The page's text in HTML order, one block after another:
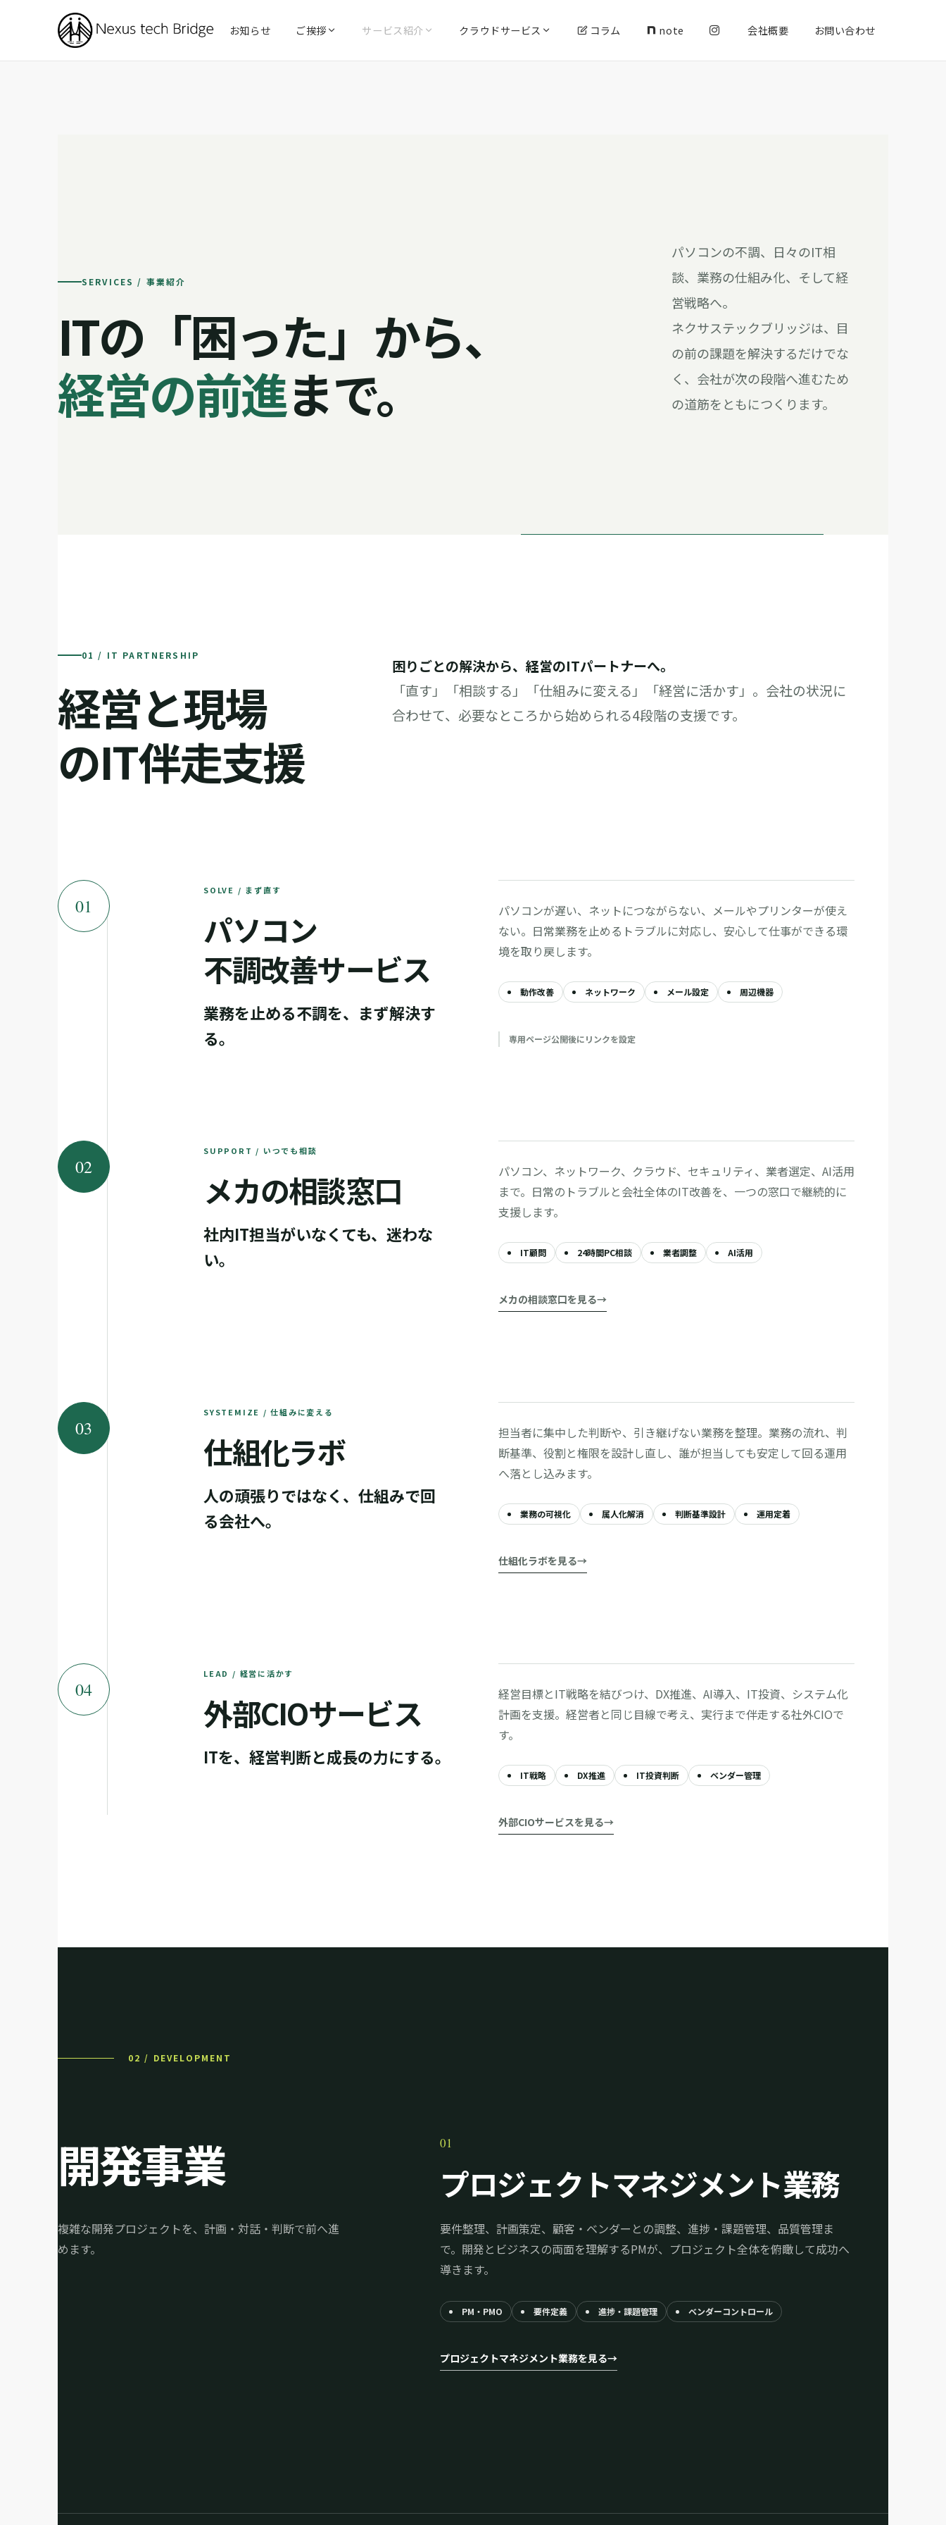
お知らせ ご挨拶 サービス紹介 クラウドサービス コラム note 会社概要 お問い合わせ
SERVICES / 事業紹介
ITの「困った」から、
経営の前進まで。
パソコンの不調、日々のIT相
談、業務の仕組み化、そして経
営戦略へ。
ネクサステックブリッジは、目
の前の課題を解決するだけでな
く、会社が次の段階へ進むため
の道筋をともにつくります。
01 / IT PARTNERSHIP
経営と現場
のIT伴走支援
困りごとの解決から、経営のITパートナーへ。
「直す」「相談する」「仕組みに変える」「経営に活かす」。会社の状況に
合わせて、必要なところから始められる4段階の支援です。
01
SOLVE / まず直す
パソコン
不調改善サービス
業務を止める不調を、まず解決す
る。
パソコンが遅い、ネットにつながらない、メールやプリンターが使え
ない。日常業務を止めるトラブルに対応し、安心して仕事ができる環
境を取り戻します。
動作改善 ネットワーク メール設定 周辺機器
専用ページ公開後にリンクを設定
02
SUPPORT / いつでも相談
メカの相談窓口
社内IT担当がいなくても、迷わな
い。
パソコン、ネットワーク、クラウド、セキュリティ、業者選定、AI活用
まで。日常のトラブルと会社全体のIT改善を、一つの窓口で継続的に
支援します。
IT顧問 24時間PC相談 業者調整 AI活用
メカの相談窓口を見る
03
SYSTEMIZE / 仕組みに変える
仕組化ラボ
人の頑張りではなく、仕組みで回
る会社へ。
担当者に集中した判断や、引き継げない業務を整理。業務の流れ、判
断基準、役割と権限を設計し直し、誰が担当しても安定して回る運用
へ落とし込みます。
業務の可視化 属人化解消 判断基準設計 運用定着
仕組化ラボを見る
04
LEAD / 経営に活かす
外部CIOサービス
ITを、経営判断と成長の力にする。
経営目標とIT戦略を結びつけ、DX推進、AI導入、IT投資、システム化
計画を支援。経営者と同じ目線で考え、実行まで伴走する社外CIOで
す。
IT戦略 DX推進 IT投資判断 ベンダー管理
外部CIOサービスを見る
02 / DEVELOPMENT
開発事業
複雑な開発プロジェクトを、計画・対話・判断で前へ進
めます。
01
プロジェクトマネジメント業務
要件整理、計画策定、顧客・ベンダーとの調整、進捗・課題管理、品質管理ま
で。開発とビジネスの両面を理解するPMが、プロジェクト全体を俯瞰して成功へ
導きます。
PM・PMO 要件定義 進捗・課題管理 ベンダーコントロール
プロジェクトマネジメント業務を見る